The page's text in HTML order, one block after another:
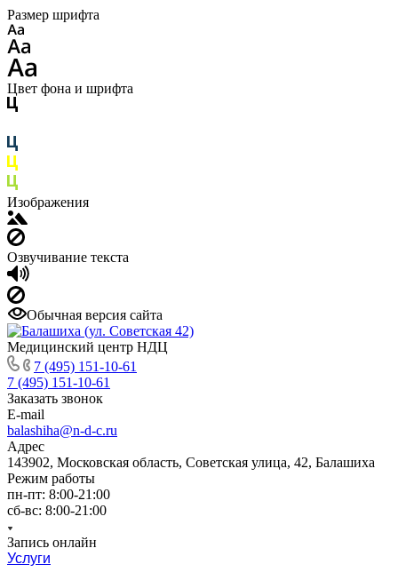
Размер шрифта
Цвет фона и шрифта
Изображения
Озвучивание текста
Обычная версия сайта
Медицинский центр НДЦ
7 (495) 151-10-61
7 (495) 151-10-61
Заказать звонок
E-mail
balashiha@n-d-c.ru
Адрес
143902, Московская область, Советская улица, 42, Балашиха
Режим работы
пн-пт: 8:00-21:00
сб-вс: 8:00-21:00
Запись онлайн
Услуги